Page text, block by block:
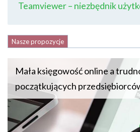
Teamviewer – niezbędnik
Nasze propozycje
Mała księgowość online a
początkujących